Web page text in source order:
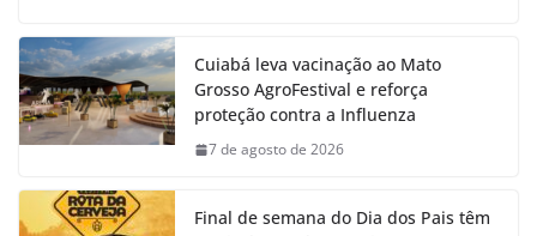
Cuiabá leva vacinação ao Mato
Grosso AgroFestival e reforça
proteção contra a Influenza
7 de agosto de 2026
Final de semana do Dia dos Pais têm